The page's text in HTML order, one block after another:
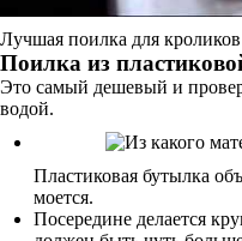
Лучшая поилка для
Поилка из
Это самый дешевый и
водой.
Пластиковая бутылка
моется.
Посередине делается